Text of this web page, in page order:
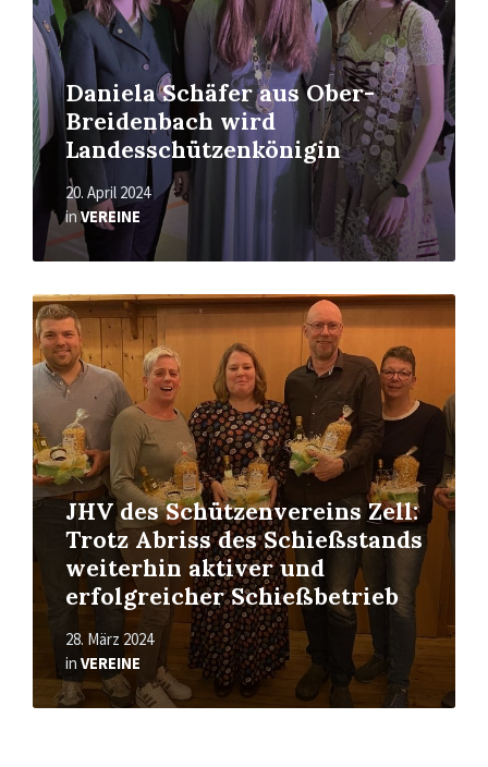
Daniela Schäfer aus Ober-
Breidenbach wird
Landesschützenkönigin
20. April 2024
inVEREINE
JHV des Schützenvereins Zell:
Trotz Abriss des Schießstands
weiterhin aktiver und
erfolgreicher Schießbetrieb
28. März 2024
in VEREINE
Read
More